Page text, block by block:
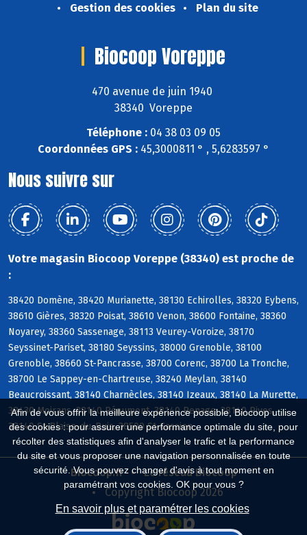
Afin de vous offrir la meilleure expérience possible, Biocoop utilise
des cookies : pour assurer une performance optimale du site, pour
récolter des statistiques afin d'analyser le trafic et la performance
du site et vous proposer une navigation personnalisée en toute
sécurité. Vous pouvez changer d'avis à tout moment en
paramétrant vos cookies. OK pour vous ?
En savoir plus et paramétrer les cookies
Gestion des cookies
Plan du site
Biocoop Voreppe
470 avenue de juin 1940
38340 Voreppe
Téléphone : 04 38 03 09 05
Coordonnées GPS : 45,3000811 ° , 5,6283597 °
Nous suivre sur
Votre magasin Biocoop Voreppe (38340) est proche de
:
38420 Domène, 38420 Murianette, 38130 Echirolles, 38320 Eybens,
38610 Gières, 38320 Poisat, 38610 Venon, 38600 Fontaine, 38360
Noyarey, 38360 Sassenage, 38113 Veurey-Voroize, 38170
Seyssinet-Pariset, 38180 Seyssins, 38000 Grenoble, 38100
Grenoble, 38660 St-Pancrasse, 38700 Corenc, 38700 La Tronche,
38700 Le Sappey-en-Chartreuse, 38240 Meylan, 38140
Beaucroissant, 38140 Charnècles, 38140 Izeaux, 38140 La Murette,
38430 Moirans, 38140 Réaumont, 38140 Renage, 38140 Rives,
38140 St-Blaise-du-Buis, 38500 St-Cassien
Biocoop.fr
Le réseau Biocoop
Copyright Biocoop 2026